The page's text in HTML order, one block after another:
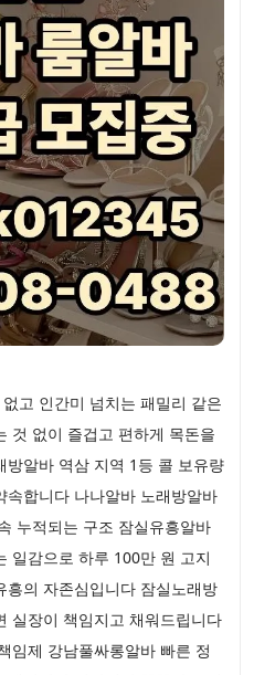
고 인간미 넘치는 패밀리 같은
것 없이 즐겁고 편하게 목돈을
알바 역삼 지역 1등 콜 보유량
합니다 나나알바 노래방알바
누적되는 구조 잠실유흥알바
일감으로 하루 100만 원 고지
의 자존심입니다 잠실노래방
실장이 책임지고 채워드립니다
임제 강남풀싸롱알바 빠른 정